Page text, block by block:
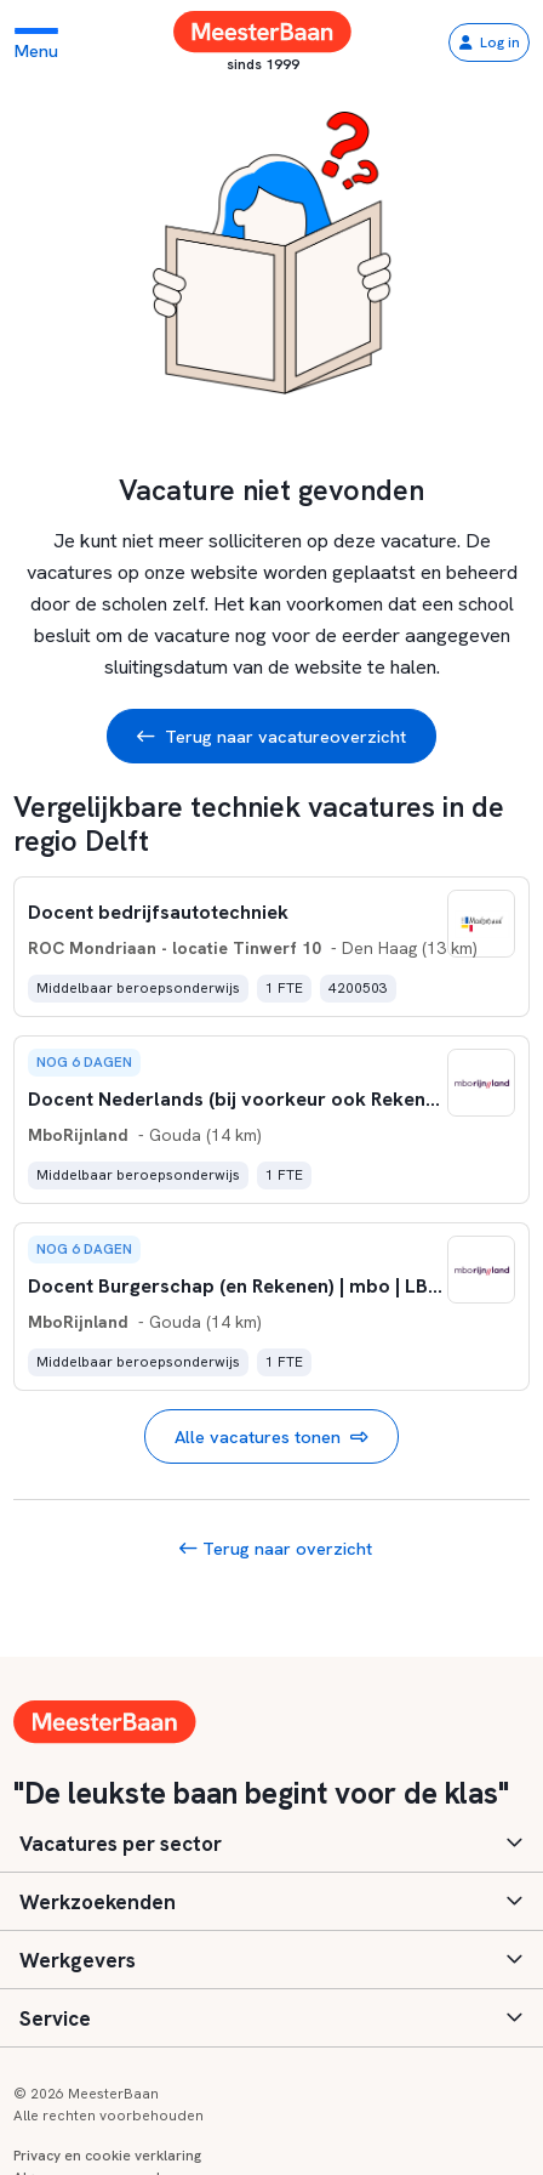
Menu
sinds 1999
Log in
Vacature niet gevonden
Je kunt niet meer solliciteren op deze vacature. De
vacatures op onze website worden geplaatst en beheerd
door de scholen zelf. Het kan voorkomen dat een school
besluit om de vacature nog voor de eerder aangegeven
sluitingsdatum van de website te halen.
Terug naar vacatureoverzicht
Vergelijkbare techniek vacatures in de
regio Delft
Docent bedrijfsautotechniek
ROC Mondriaan - locatie Tinwerf 10 - Den Haag (13 km)
Middelbaar beroepsonderwijs 1 FTE 4200503
NOG 6 DAGEN
Docent Nederlands (bij voorkeur ook Rekenen) | College Techniek & ICT
MboRijnland - Gouda (14 km)
Middelbaar beroepsonderwijs 1 FTE
NOG 6 DAGEN
Docent Burgerschap (en Rekenen) | mbo | LB | mboRijnland
MboRijnland - Gouda (14 km)
Middelbaar beroepsonderwijs 1 FTE
Alle vacatures tonen
Terug naar overzicht
"De leukste baan begint voor de klas"
Vacatures per sector
Basisonderwijs
Speciaal (basis) onderwijs
Voortgezet onderwijs
Werkzoekenden
Aanmelden
Vacatures
Werkgevers
Inloggen
Service
© 2026 MeesterBaan
Alle rechten voorbehouden
Privacy en cookie verklaring